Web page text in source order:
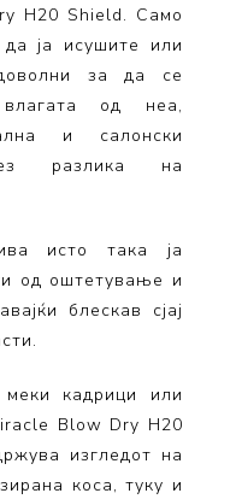
H20 Shield. Само
ја исушите или
за да се
од неа,
и салонски
разлика на
исто така ја
од оштетување и
блескав сјај
кадрици или
Blow Dry H20
изгледот на
коса, туку и